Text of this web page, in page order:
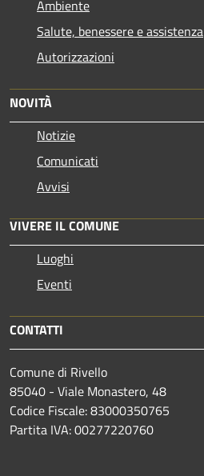
Ambiente
Salute, benessere e assistenza
Autorizzazioni
NOVITÀ
Notizie
Comunicati
Avvisi
VIVERE IL COMUNE
Luoghi
Eventi
CONTATTI
Comune di Rivello
85040 - Viale Monastero, 48
Codice Fiscale: 83000350765
Partita IVA: 00277220760